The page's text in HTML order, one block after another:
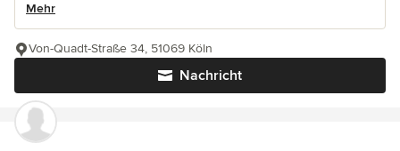
Mehr
Nachricht
Von-Quadt-Straße 34, 51069 Köln